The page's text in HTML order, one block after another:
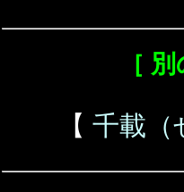
［
【 千載（